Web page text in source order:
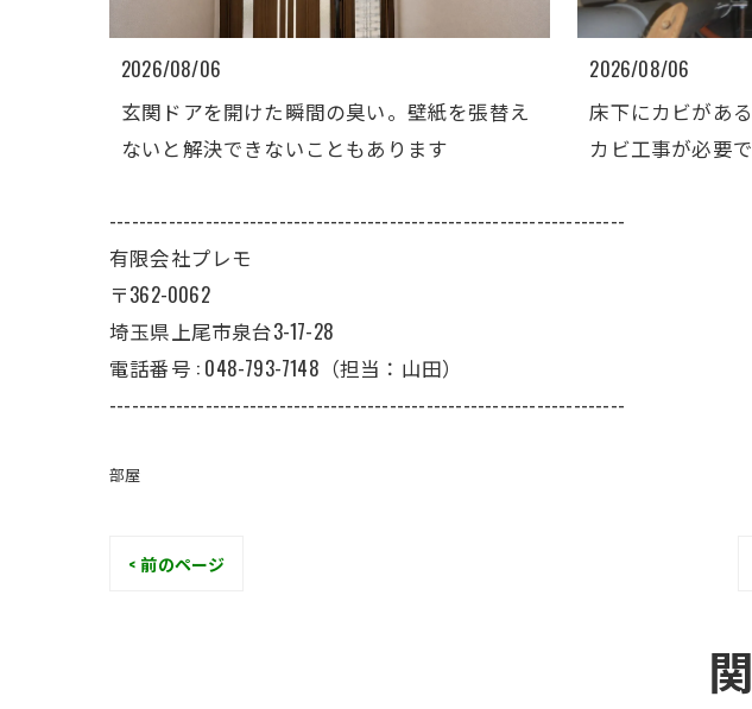
2026/08/06
玄関ドアを開けた瞬間の臭い。壁紙を張替え
ないと解決できないこともあります
2026/08/06
床下にカビがあ
カビ工事が必要
----------------------------------------------------------------------
有限会社プレモ
〒362-0062
埼玉県上尾市泉台3-17-28
電話番号 : 048-793-7148（担当：山田）
----------------------------------------------------------------------
部屋
< 前のページ